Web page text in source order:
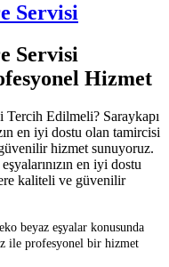
Servisi
Servisi
Hizmet
Tercih Edilmeli? Saraykapı
en iyi dostu olan tamircisi
hizmet sunuyoruz.
en iyi dostu
kaliteli ve güvenilir
beyaz eşyalar konusunda
ile profesyonel bir hizmet